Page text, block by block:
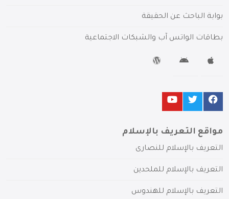
بوابة الباحث عن الحقيقة
بطاقات الواتس آب والشبكات الاجتماعية
مواقع التعريف بالإسلام
التعريف بالإسلام للنصارى
التعريف بالإسلام للملحدين
التعريف بالإسلام للهندوس